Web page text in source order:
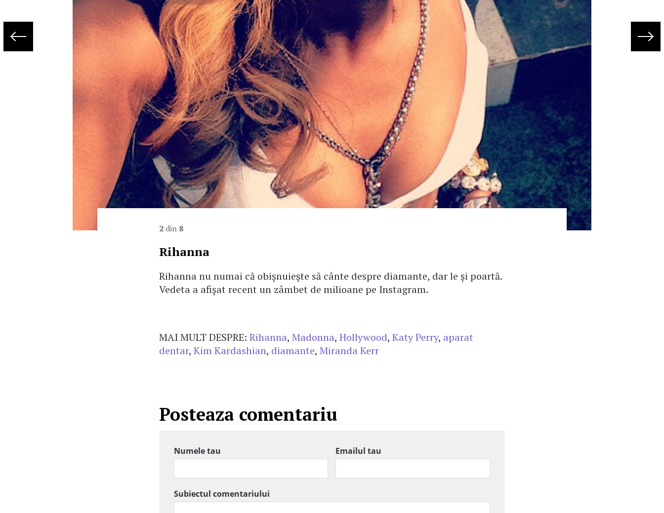
2 din 8
Rihanna
Rihanna nu numai că obişnuieşte să cânte despre diamante, dar le şi poartă.
Vedeta a afişat recent un zâmbet de milioane pe Instagram.
MAI MULT DESPRE: Rihanna, Madonna, Hollywood, Katy Perry, aparat
dentar, Kim Kardashian, diamante, Miranda Kerr
Posteaza comentariu
Numele tau Emailul tau
Subiectul comentariului